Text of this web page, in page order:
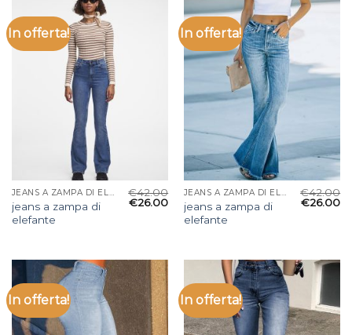
In offerta!
JEANS A ZAMPA DI ELEFANTE
jeans a zampa di
elefante
€42.00
€26.00
In offerta!
JEANS A ZAMPA DI ELEFANTE
jeans a zampa di
elefante
€42.00
€26.00
In offerta! In offerta!